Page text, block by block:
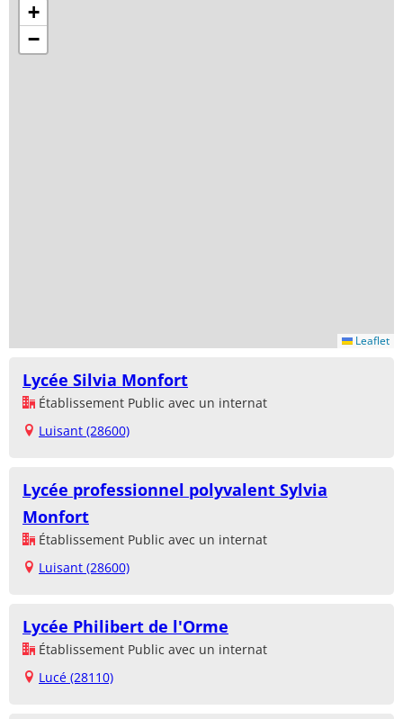
+
−
Leaflet
Lycée Silvia Monfort
Établissement Public avec un internat
Luisant (28600)
Lycée professionnel polyvalent Sylvia
Monfort
Établissement Public avec un internat
Luisant (28600)
Lycée Philibert de l'Orme
Établissement Public avec un internat
Lucé (28110)